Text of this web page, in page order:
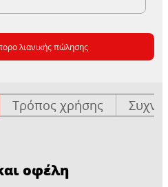
λιανικής πώλησης
Τρόπος χρήσης
οφέλη